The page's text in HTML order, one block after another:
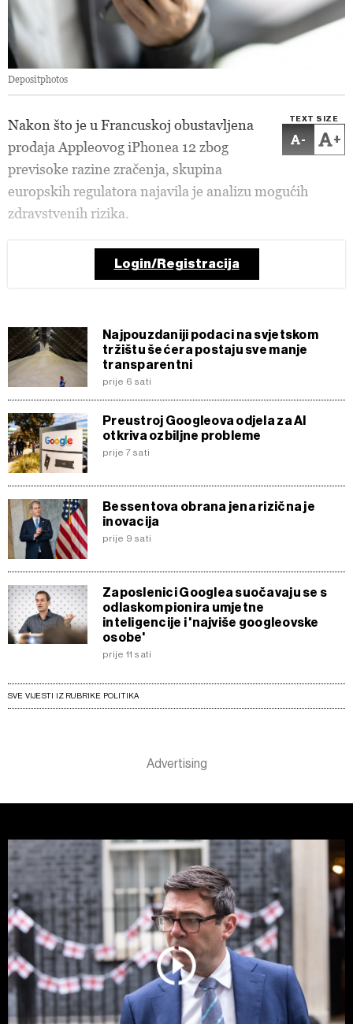
Depositphotos
TEXT SIZE
- +
Nakon što je u Francuskoj obustavljena
prodaja Appleovog iPhonea 12 zbog
previsoke razine zračenja, skupina
europskih regulatora najavila je analizu mogućih
zdravstvenih rizika.
Login/Registracija
Najpouzdaniji podaci na svjetskom
tržištu šećera postaju sve manje
transparentni
prije 6 sati
Preustroj Googleova odjela za AI
otkriva ozbiljne probleme
prije 7 sati
Bessentova obrana jena rizična je
inovacija
prije 9 sati
Zaposlenici Googlea suočavaju se s
odlaskom pionira umjetne
inteligencije i 'najviše googleovske
osobe'
prije 11 sati
SVE VIJESTI IZ RUBRIKE POLITIKA